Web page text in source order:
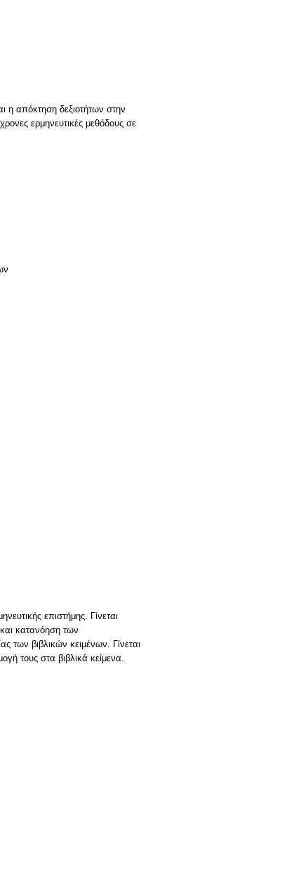
η απόκτηση δεξιοτήτων στην
ερμηνευτικές μεθόδους σε
επιστήμης. Γίνεται
κατανόηση των
των βιβλικών κειμένων. Γίνεται